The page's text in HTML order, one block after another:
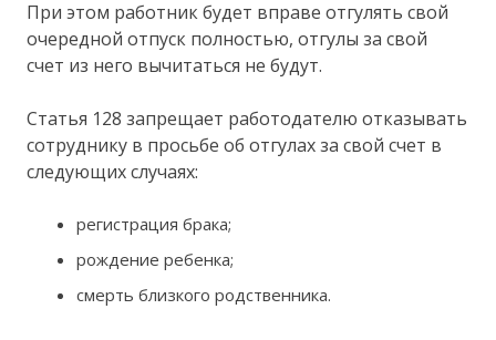
При этом работник будет вправе отгулять свой
очередной отпуск полностью, отгулы за свой
счет из него вычитаться не будут.
Статья 128 запрещает работодателю отказывать
сотруднику в просьбе об отгулах за свой счет в
следующих случаях:
регистрация брака;
рождение ребенка;
смерть близкого родственника.